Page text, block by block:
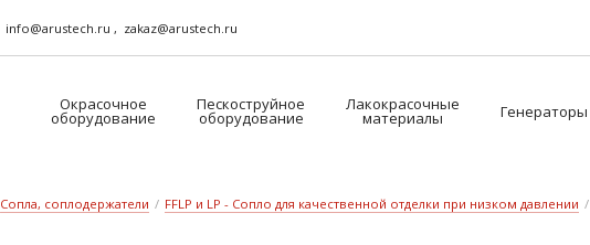
info@arustech.ru zakaz@arustech.ru
Окрасочное
оборудование
Пескоструйное
оборудование
Лакокрасочные
материалы Генераторы
Сопла, соплодержатели / FFLP и LP - Сопло для качественной отделки при низком давлении /